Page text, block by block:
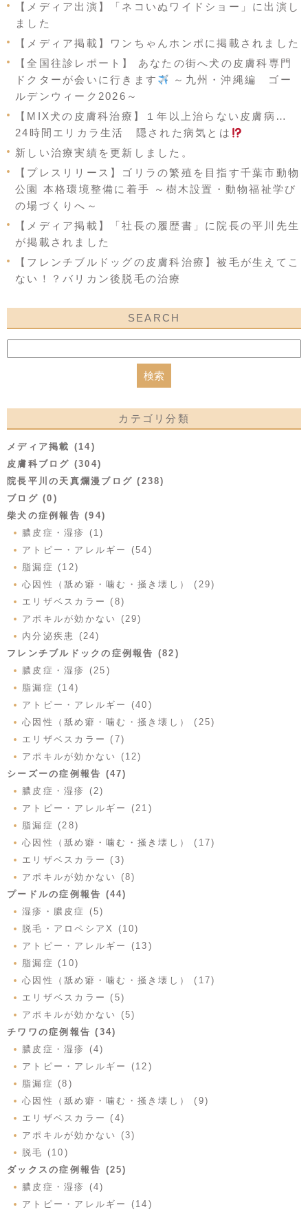
【メディア出演】「ネコいぬワイドショー」に出演し
ました
【メディア掲載】ワンちゃんホンポに掲載されました
【全国往診レポート】 あなたの街へ犬の皮膚科専門
ドクターが会いに行きます
～九州・沖縄編 ゴー
ルデンウィーク2026～
【MIX犬の皮膚科治療】１年以上治らない皮膚病…
24時間エリカラ生活 隠された病気とは
新しい治療実績を更新しました。
【プレスリリース】ゴリラの繁殖を目指す千葉市動物
公園 本格環境整備に着手 ～樹木設置・動物福祉学び
の場づくりへ～
【メディア掲載】「社長の履歴書」に院長の平川先生
が掲載されました
【フレンチブルドッグの皮膚科治療】被毛が生えてこ
ない！？バリカン後脱毛の治療
SEARCH
カテゴリ分類
メディア掲載 (14)
皮膚科ブログ (304)
院長平川の天真爛漫ブログ (238)
ブログ (0)
柴犬の症例報告 (94)
膿皮症・湿疹 (1)
アトピー・アレルギー (54)
脂漏症 (12)
心因性（舐め癖・噛む・掻き壊し） (29)
エリザベスカラー (8)
アポキルが効かない (29)
内分泌疾患 (24)
フレンチブルドックの症例報告 (82)
膿皮症・湿疹 (25)
脂漏症 (14)
アトピー・アレルギー (40)
心因性（舐め癖・噛む・掻き壊し） (25)
エリザベスカラー (7)
アポキルが効かない (12)
シーズーの症例報告 (47)
膿皮症・湿疹 (2)
アトピー・アレルギー (21)
脂漏症 (28)
心因性（舐め癖・噛む・掻き壊し） (17)
エリザベスカラー (3)
アポキルが効かない (8)
プードルの症例報告 (44)
湿疹・膿皮症 (5)
脱毛・アロペシアX (10)
アトピー・アレルギー (13)
脂漏症 (10)
心因性（舐め癖・噛む・掻き壊し） (17)
エリザベスカラー (5)
アポキルが効かない (5)
チワワの症例報告 (34)
膿皮症・湿疹 (4)
アトピー・アレルギー (12)
脂漏症 (8)
心因性（舐め癖・噛む・掻き壊し） (9)
エリザベスカラー (4)
アポキルが効かない (3)
脱毛 (10)
ダックスの症例報告 (25)
膿皮症・湿疹 (4)
アトピー・アレルギー (14)